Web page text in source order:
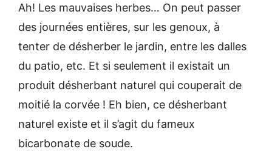
Ah! Les mauvaises herbes… On peut passer
des journées entières, sur les genoux, à
tenter de désherber le jardin, entre les dalles
du patio, etc. Et si seulement il existait un
produit désherbant naturel qui couperait de
moitié la corvée ! Eh bien, ce désherbant
naturel existe et il s’agit du fameux
bicarbonate de soude.